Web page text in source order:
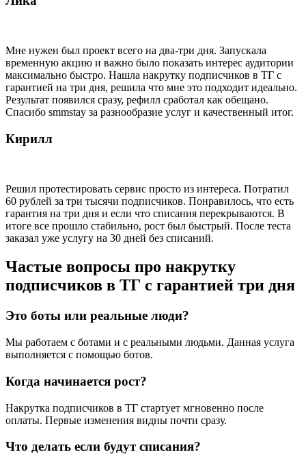
Мне нужен был проект всего на два-три дня. Запускала
временную акцию и важно было показать интерес аудитории
максимально быстро. Нашла накрутку подписчиков в ТГ с
гарантией на три дня, решила что мне это подходит идеально.
Результат появился сразу, рефилл сработал как обещано.
Спасибо smmstay за разнообразие услуг и качественный итог.
Кирилл
Решил протестировать сервис просто из интереса. Потратил
60 рублей за три тысячи подписчиков. Понравилось, что есть
гарантия на три дня и если что списания перекрываются. В
итоге все прошло стабильно, рост был быстрый. После теста
заказал уже услугу на 30 дней без списаний.
Частые вопросы про накрутку
подписчиков в ТГ с гарантией три дня
Это боты или реальные люди?
Мы работаем с ботами и с реальными людьми. Данная услуга
выполняется с помощью ботов.
Когда начинается рост?
Накрутка подписчиков в ТГ стартует мгновенно после
оплаты. Первые изменения видны почти сразу.
Что делать если будут списания?